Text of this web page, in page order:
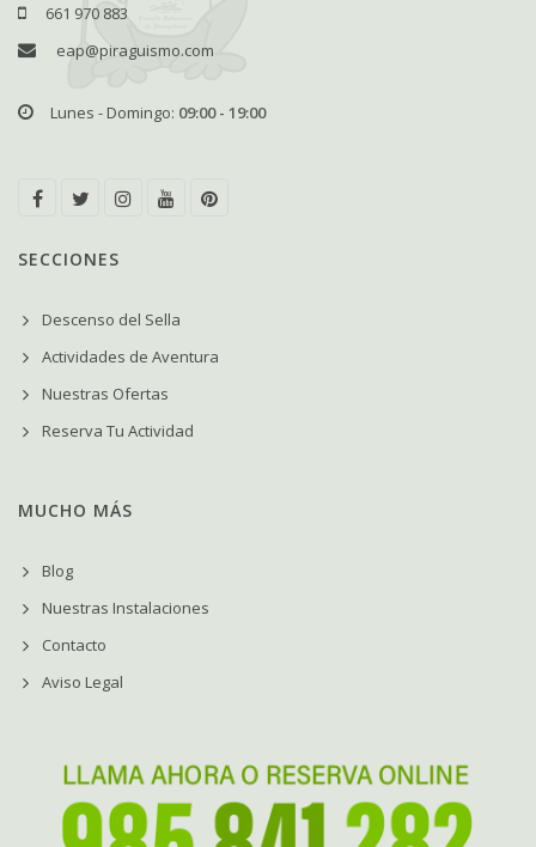
661 970 883
eap@piraguismo.com
Lunes - Domingo: 09:00 - 19:00
SECCIONES
Descenso del Sella
Actividades de Aventura
Nuestras Ofertas
Reserva Tu Actividad
MUCHO MÁS
Blog
Nuestras Instalaciones
Contacto
Aviso Legal